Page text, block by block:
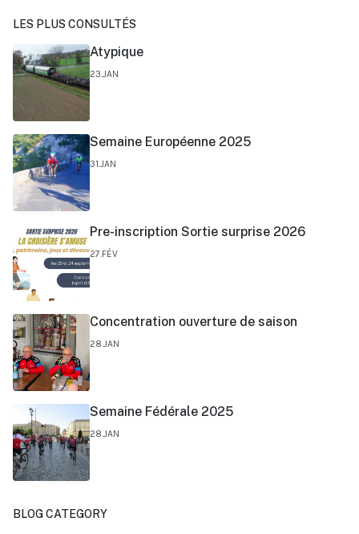
LES PLUS CONSULTÉS
Atypique
23.JAN
Semaine Européenne 2025
31.JAN
Pre-inscription Sortie surprise 2026
27.FÉV
Concentration ouverture de saison
28.JAN
Semaine Fédérale 2025
28.JAN
BLOG CATEGORY